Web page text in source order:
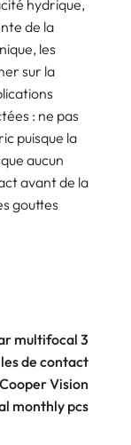
hydrique,
de la
les
sur la
: ne pas
puisque la
aucun
avant de la
gouttes
multifocal 3
de contact
Cooper Vision
monthly pcs